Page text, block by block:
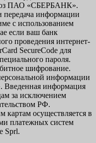
ПАО «СБЕРБАНК».
информации
с использованием
если ваш банк
проведения интернет-
SecureCode для
пароля.
шифрование.
информации
информация
за исключением
РФ.
картам осуществляется в
платежных систем
Sprl.